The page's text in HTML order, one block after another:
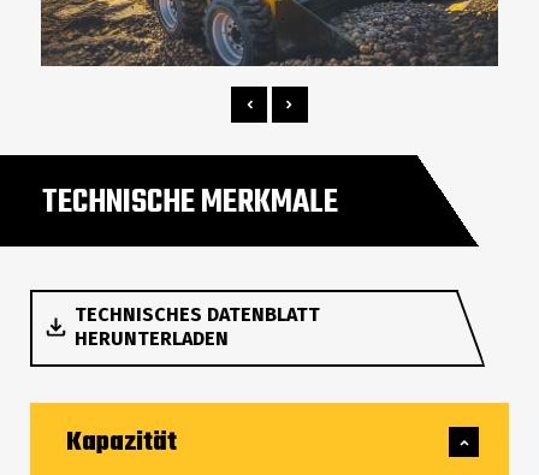
TECHNISCHE MERKMALE
TECHNISCHES DATENBLATT
HERUNTERLADEN
Kapazität